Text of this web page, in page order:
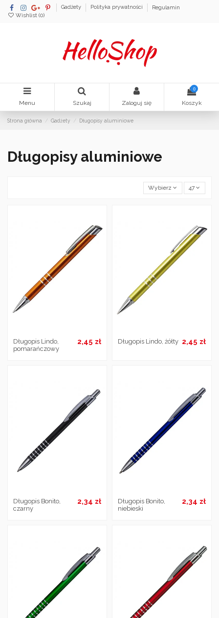
Gadżety Polityka prywatności
Regulamin
Wishlist (0)
Menu Szukaj Zaloguj się
0
Koszyk
Strona główna Gadżety Długopisy aluminiowe
Długopisy aluminiowe
Wybierz 47
Długopis Lindo,
pomarańczowy
2,45 zł Długopis Lindo, żółty 2,45 zł
Długopis Bonito,
czarny
2,34 zł
Długopis Bonito,
niebieski
2,34 zł